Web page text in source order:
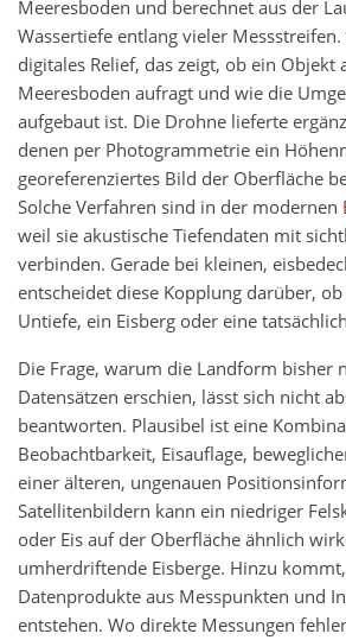
Meeresboden und berechnet aus der
Wassertiefe entlang vieler
digitales Relief, das zeigt, ob ein Objekt
Meeresboden aufragt und wie die
aufgebaut ist. Die Drohne lieferte
denen per Photogrammetrie ein
georeferenziertes Bild der Oberfläche
Solche Verfahren sind in der modernen
weil sie akustische Tiefendaten mit
verbinden. Gerade bei kleinen,
entscheidet diese Kopplung darüber,
Untiefe, ein Eisberg oder eine
Die Frage, warum die Landform bisher
Datensätzen erschien, lässt sich nicht
beantworten. Plausibel ist eine
Beobachtbarkeit, Eisauflage,
einer älteren, ungenauen
Satellitenbildern kann ein niedriger
oder Eis auf der Oberfläche ähnlich
umherdriftende Eisberge. Hinzu
Datenprodukte aus Messpunkten und
entstehen. Wo direkte Messungen